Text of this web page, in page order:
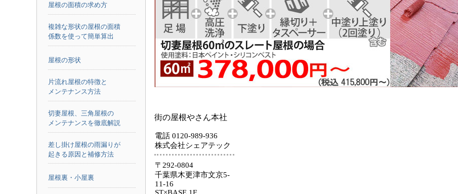
屋根の面積の求め方
複雑な形状の屋根の面積
係数を使って簡単算出
屋根の形状
片流れ屋根の特徴と
メンテナンス方法
切妻屋根、三角屋根の
メンテナンスを徹底解説
差し掛け屋根の雨漏りが
起きる原因と補修方法
屋根裏・小屋裏
街の屋根やさん本社
電話 0120-989-936
株式会社シェアテック
〒292-0804
千葉県木更津市文京5-
11-16
ST×BASE 1F